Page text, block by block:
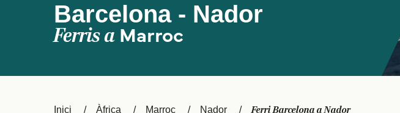
Barcelona - Nador
Ferris a Marroc
Inici Àfrica Marroc Nador Ferri Barcelona a Nador